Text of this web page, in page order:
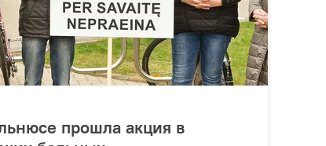
прошла акция в